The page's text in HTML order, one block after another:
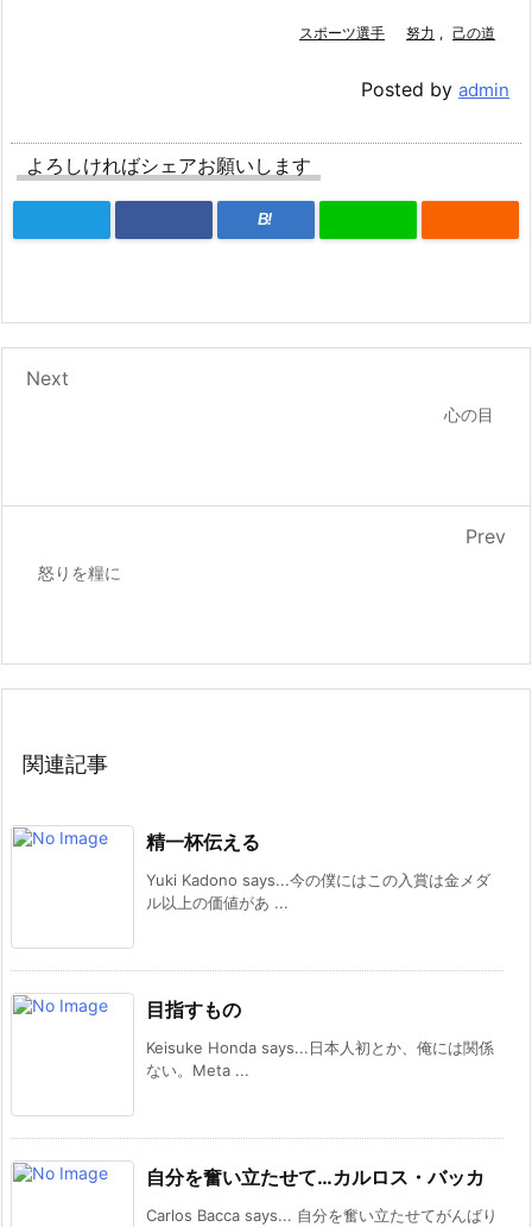
スポーツ選手 努力 , 己の道
Posted by admin
よろしければシェアお願いします
B!
心の目
Next
怒りを糧に
Prev
関連記事
精一杯伝える
Yuki Kadono says...今の僕にはこの入賞は金メダ
ル以上の価値があ ...
目指すもの
Keisuke Honda says...日本人初とか、俺には関係
ない。Meta ...
自分を奮い立たせて…カルロス・バッカ
Carlos Bacca says... 自分を奮い立たせてがんばり